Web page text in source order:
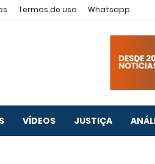
Termos de uso Whatsapp
VÍDEOS JUSTIÇA